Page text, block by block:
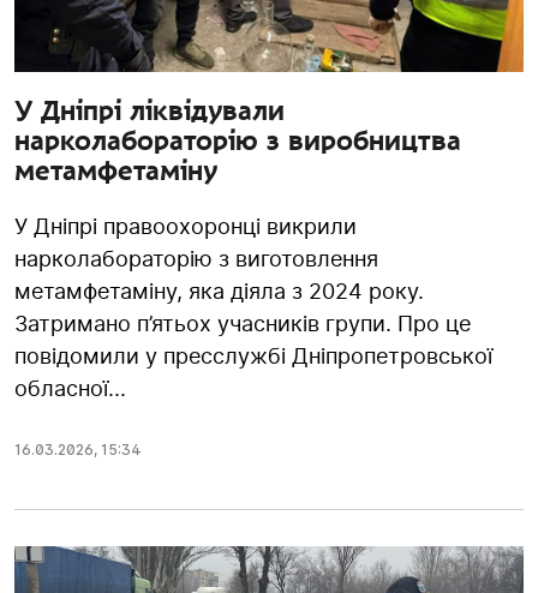
У Дніпрі ліквідували
нарколабораторію з виробництва
метамфетаміну
У Дніпрі правоохоронці викрили
нарколабораторію з виготовлення
метамфетаміну, яка діяла з 2024 року.
Затримано п’ятьох учасників групи. Про це
повідомили у пресслужбі Дніпропетровської
обласної...
16.03.2026, 15:34